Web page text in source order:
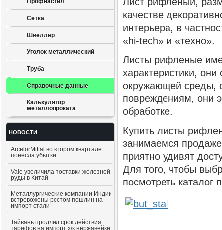
Профнастил
Сетка
Швеллер
Уголок металлический
Труба
Справочные данные
Калькулятор
металлопроката
НОВОСТИ
ArcelorMittal во втором квартале
понесла убытки
Vale увеличила поставки железной
руды в Китай
Металлургические компании Индии
встревожены ростом пошлин на
импорт стали
Тайвань продлил срок действия
тарифов на импорт х/к нержавейки
качестве
интерьера, в
«hi-tech» и «техно».
Листы рифленые
характеристики,
окружающей среды,
повреждениям, они
обработке.
Купить листы
занимаемся
приятно удивят
Для того, чтобы
посмотреть каталог